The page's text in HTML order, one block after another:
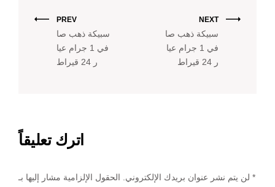
PREV
سبيكة ذهب صا
في 1 جرام عيا
ر 24 قيراط
NEXT
سبيكة ذهب صا
في 1 جرام عيا
ر 24 قيراط
اترك تعليقاً
لن يتم نشر عنوان بريدك الإلكتروني. *